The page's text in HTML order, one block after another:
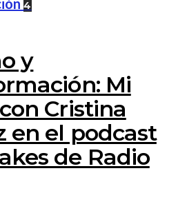
4
y
Mi
Cristina
en el podcast
de Radio